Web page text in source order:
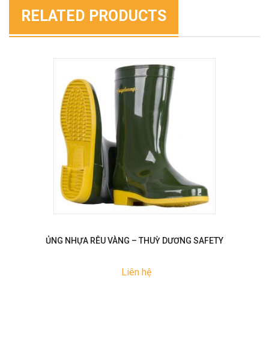
RELATED PRODUCTS
ỦNG NHỰA RÊU VÀNG – THUỲ DƯƠNG SAFETY
Liên hệ